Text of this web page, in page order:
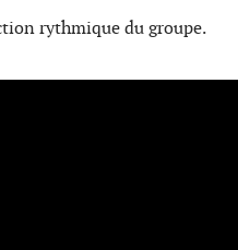
rythmique du groupe.